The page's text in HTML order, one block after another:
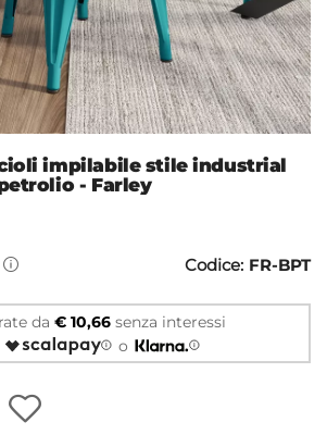
impilabile stile industrial
- Farley
Codice: FR-BPT
da € 10,66 senza interessi
o